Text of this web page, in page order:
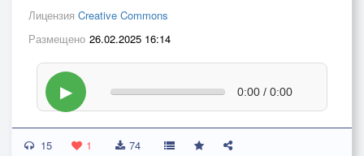
Лицензия Creative Commons
Размещено 26.02.2025 16:14
▶ 0:00 / 0:00
15 1 74